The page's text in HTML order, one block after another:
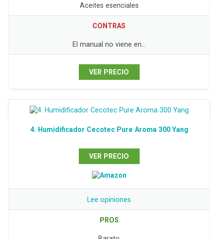
Aceites esenciales
CONTRAS
El manual no viene en…
VER PRECIO
4. Humidificador Cecotec Pure Aroma 300 Yang
VER PRECIO
Lee opiniones
PROS